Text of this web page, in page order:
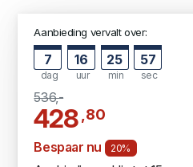
Aanbieding vervalt over:
7
dag
16
uur
25
min
56
sec
536,-
428 ,80
Bespaar nu 20%